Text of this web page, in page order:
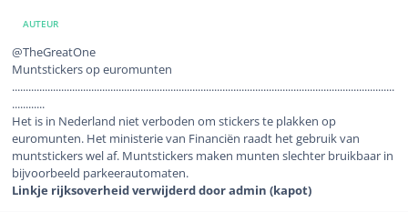
AUTEUR
@TheGreatOne
Muntstickers op euromunten
............................................................................................................................................
............
Het is in Nederland niet verboden om stickers te plakken op
euromunten. Het ministerie van Financiën raadt het gebruik van
muntstickers wel af. Muntstickers maken munten slechter bruikbaar in
bijvoorbeeld parkeerautomaten.
Linkje rijksoverheid verwijderd door admin (kapot)